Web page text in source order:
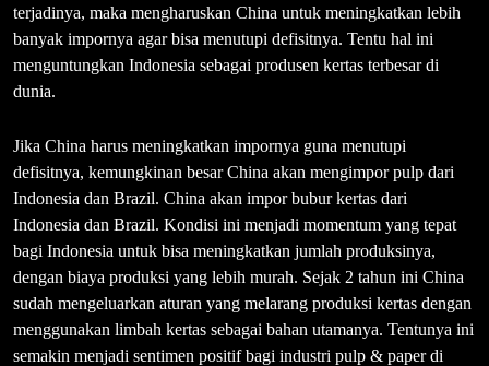
terjadinya, maka mengharuskan China untuk meningkatkan lebih
banyak impornya agar bisa menutupi defisitnya. Tentu hal ini
menguntungkan Indonesia sebagai produsen kertas terbesar di
dunia.
Jika China harus meningkatkan impornya guna menutupi
defisitnya, kemungkinan besar China akan mengimpor pulp dari
Indonesia dan Brazil. China akan impor bubur kertas dari
Indonesia dan Brazil. Kondisi ini menjadi momentum yang tepat
bagi Indonesia untuk bisa meningkatkan jumlah produksinya,
dengan biaya produksi yang lebih murah. Sejak 2 tahun ini China
sudah mengeluarkan aturan yang melarang produksi kertas dengan
menggunakan limbah kertas sebagai bahan utamanya. Tentunya ini
semakin menjadi sentimen positif bagi industri pulp & paper di